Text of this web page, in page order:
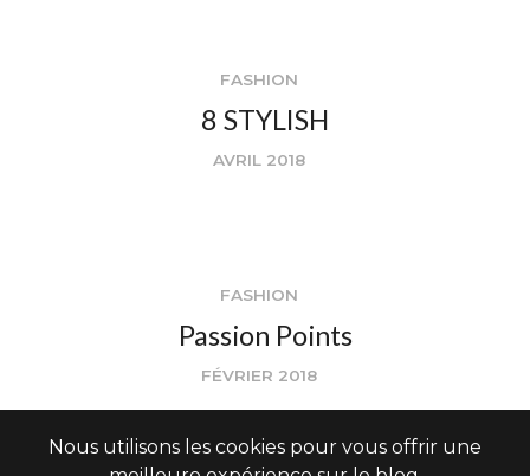
FASHION
8 STYLISH
AVRIL 2018
FASHION
Passion Points
FÉVRIER 2018
Nous utilisons les cookies pour vous offrir une